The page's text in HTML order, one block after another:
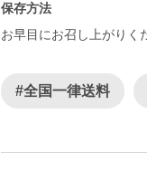
保存方法
#全国一律送料